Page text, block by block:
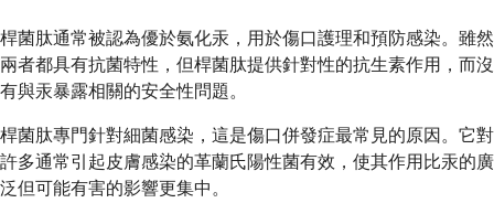
桿菌肽通常被認為優於氨化汞，用於傷口護理和預防感染。雖然
兩者都具有抗菌特性，但桿菌肽提供針對性的抗生素作用，而沒
有與汞暴露相關的安全性問題。
桿菌肽專門針對細菌感染，這是傷口併發症最常見的原因。它對
許多通常引起皮膚感染的革蘭氏陽性菌有效，使其作用比汞的廣
泛但可能有害的影響更集中。